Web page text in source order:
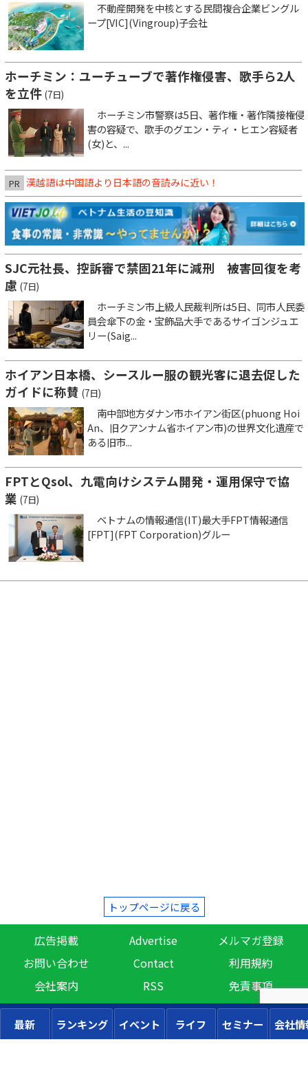
不動産開発を中核とする民間複合企業ビングル
ープ[VIC](Vingroup)子会社
ホーチミン：ユーチューブで著作権侵害、歌手ら2人
を立件 (7日)
ホーチミン市警察は5日、著作権・著作隣接権侵
害の容疑で、歌手のグエン・ティ・ヒエン容疑者
(女)と、...
PR 漢越語は中国語より日本語の音読みに近い！
SJC元社長、控訴審で禁固21年に減刑 被害回復を考
慮 (7日)
ホーチミン市上級人民裁判所は5日、同市人民委
員会傘下の金・宝飾品大手であるサイゴンジュエ
リー(Saig...
ホイアン日本橋、シースルー服の観光客に退去促した
ガイドに称賛 (7日)
南中部地方ダナン市ホイアン街区(phuong Hoi
An、旧クアンナム省ホイアン市)の世界文化遺産で
ある旧市...
FPTとQsol、九電向けシステム開発・運用保守で協
業 (7日)
ベトナムの情報通信(IT)最大手FPT情報通信
[FPT](FPT Corporation)グルー
トップページに戻る
広告掲載 Advertise
メルマガ登録
お問い合わせ
Contact
利用規約
会社案内
RSS 免責事項
最新 ランキング イベント ライフ セミナー 会社